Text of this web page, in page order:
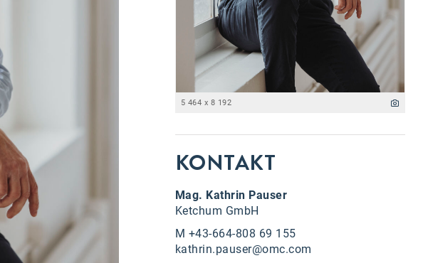
5 464 x 8 192
KONTAKT
Mag. Kathrin Pauser
Ketchum GmbH
M +43-664-808 69 155
kathrin.pauser@omc.com